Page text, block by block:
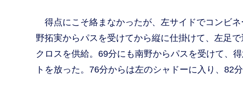
得点にこそ絡まなかったが、左サイドでコンビ
野拓実からパスを受けてから縦に仕掛けて、左足
クロスを供給。69分にも南野からパスを受けて、
トを放った。76分からは左のシャドーに入り、82